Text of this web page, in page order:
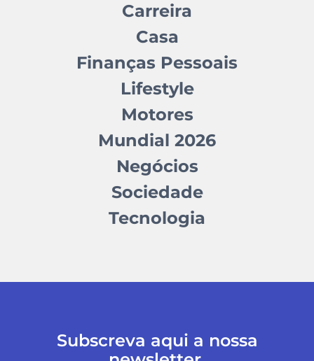
Carreira
Casa
Finanças Pessoais
Lifestyle
Motores
Mundial 2026
Negócios
Sociedade
Tecnologia
Subscreva aqui a nossa